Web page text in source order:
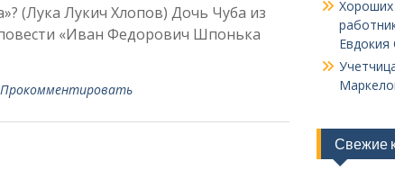
(Лука Лукич Хлопов) Дочь Чуба из
«Иван Федорович Шпонька
Прокомментировать
Хороших
Свежие